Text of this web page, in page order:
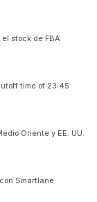
stock de FBA
time of 23:45
Oriente y EE. UU.
Smartlane